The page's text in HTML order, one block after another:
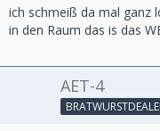
ich schmeiß da mal ganz
in den Raum das is das
AET-4